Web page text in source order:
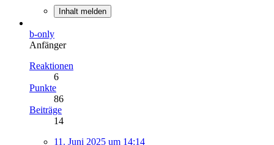
Inhalt melden
b-only
Anfänger
Reaktionen
6
Punkte
86
Beiträge
14
11. Juni 2025 um 14:14